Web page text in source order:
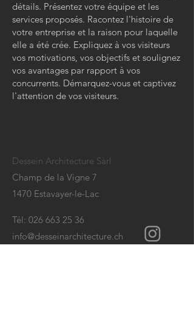
détails. Présentez votre équipe et les
services proposés. Racontez l'histoire de
votre entreprise et la raison pour laquelle
elle a été crée. Expliquez à vos visiteurs
vos motivations, vos objectifs et soulignez
vos avantages par rapport à vos
concurrents. Démarquez-vous et captivez
l'attention de vos visiteurs.
Dessein Architecture Sàrl
Champ de la Vigne 7
1470 Estavayer-le-Lac
Tél: 026 663 25 36
info@desseinarchitecture.ch